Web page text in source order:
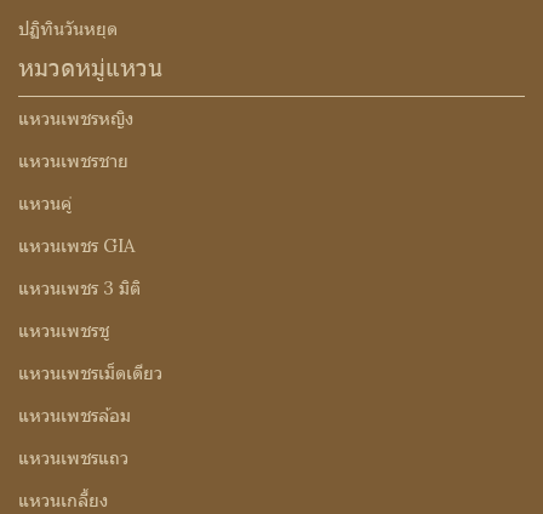
ปฏิทินวันหยุด
หมวดหมู่แหวน
แหวนเพชรหญิง
แหวนเพชรชาย
แหวนคู่
แหวนเพชร GIA
แหวนเพชร 3 มิติ
แหวนเพชรชู
แหวนเพชรเม็ดเดียว
แหวนเพชรล้อม
แหวนเพชรแถว
แหวนเกลี้ยง